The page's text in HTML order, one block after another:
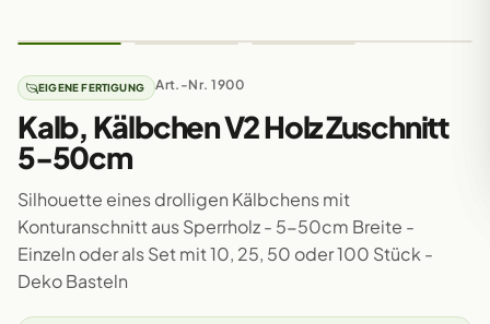
EIGENE FERTIGUNG Art.-Nr. 1900
Kalb, Kälbchen V2 Holz Zuschnitt
5-50cm
Silhouette eines drolligen Kälbchens mit
Konturanschnitt aus Sperrholz - 5-50cm Breite -
Einzeln oder als Set mit 10, 25, 50 oder 100 Stück -
Deko Basteln